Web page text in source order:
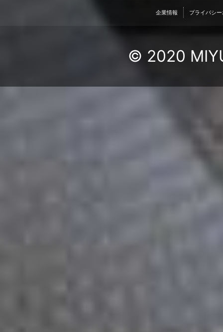
企業情報 プライバシ
© 2020